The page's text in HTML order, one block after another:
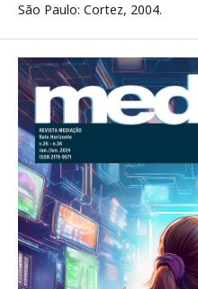
São Paulo: Cortez, 2004.